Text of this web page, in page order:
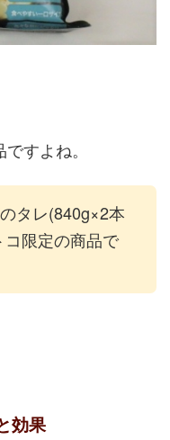
すよね。
タレ(840g×2本
限定の商品で
効果